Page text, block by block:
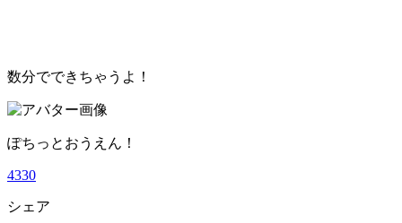
数分でできちゃうよ！
ぽちっとおうえん！
4330
シェア